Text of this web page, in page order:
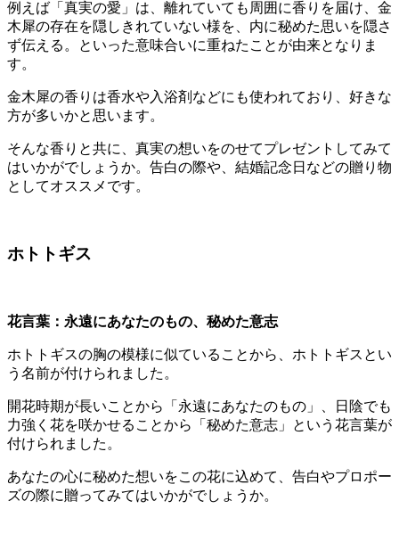
例えば「真実の愛」は、離れていても周囲に香りを届け、金
木犀の存在を隠しきれていない様を、内に秘めた思いを隠さ
ず伝える。といった意味合いに重ねたことが由来となりま
す。
金木犀の香りは香水や入浴剤などにも使われており、好きな
方が多いかと思います。
そんな香りと共に、真実の想いをのせてプレゼントしてみて
はいかがでしょうか。告白の際や、結婚記念日などの贈り物
としてオススメです。
ホトトギス
花言葉：永遠にあなたのもの、秘めた意志
ホトトギスの胸の模様に似ていることから、ホトトギスとい
う名前が付けられました。
開花時期が長いことから「永遠にあなたのもの」、日陰でも
力強く花を咲かせることから「秘めた意志」という花言葉が
付けられました。
あなたの心に秘めた想いをこの花に込めて、告白やプロポー
ズの際に贈ってみてはいかがでしょうか。